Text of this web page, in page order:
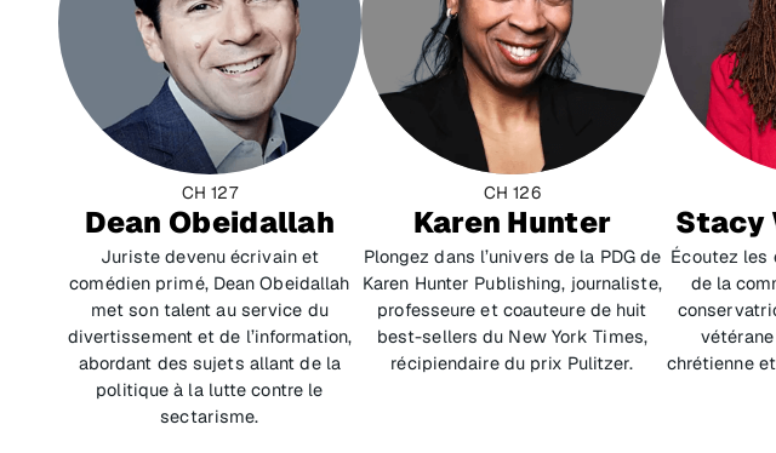
CH 127
Dean Obeidallah
Juriste devenu écrivain et
comédien primé, Dean Obeidallah
met son talent au service du
divertissement et de l’information,
abordant des sujets allant de la
politique à la lutte contre le
sectarisme.
CH 126
Karen Hunter
Plongez dans l’univers de la PDG de
Karen Hunter Publishing, journaliste,
professeure et coauteure de huit
best-sellers du New York Times,
récipiendaire du prix Pulitzer.
Stacy
Écoutez les
de la
vétérane
chrétienne